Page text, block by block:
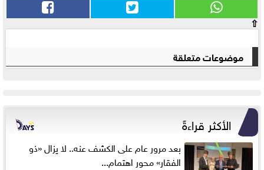
⇧
موضوعات متعلقة
الأكثر قراءةً
بعد مرور عام على الكشف عنه.. لا يزال «ذو
الفقار» محور اهتمام...